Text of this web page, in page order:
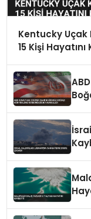
Kentucky Uçak
15 Kişi